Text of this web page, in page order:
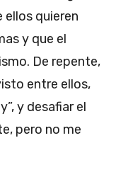
ellos quieren
y que el
De repente,
entre ellos,
y desafiar el
pero no me